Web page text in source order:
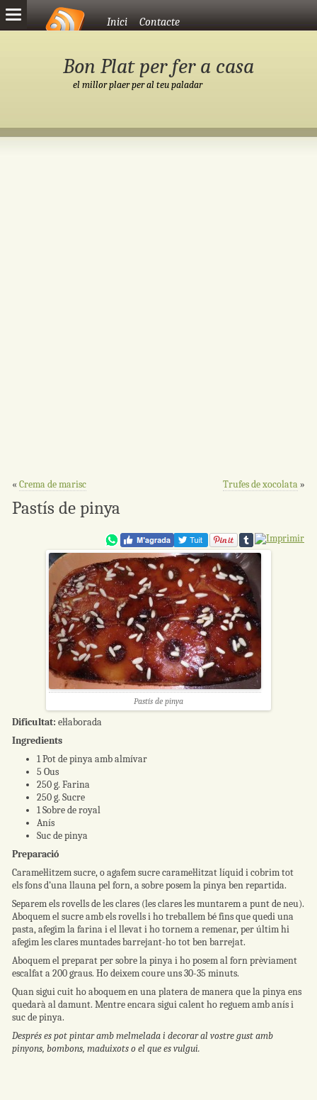
Vés al contingutInici Contacte
Bon Plat per fer a casa
el millor plaer per al teu paladar
« Crema de marisc Trufes de xocolata»
Pastís de pinya
Pastís de pinya
Dificultat: el·laborada
Ingredients
1 Pot de pinya amb almívar
5 Ous
250 g. Farina
250 g. Sucre
1 Sobre de royal
Anís
Suc de pinya
Preparació
Caramel·litzem sucre, o agafem sucre caramel·litzat líquid i cobrim tot
els fons d’una llauna pel forn, a sobre posem la pinya ben repartida.
Separem els rovells de les clares (les clares les muntarem a punt de neu).
Aboquem el sucre amb els rovells i ho treballem bé fins que quedi una
pasta, afegim la farina i el llevat i ho tornem a remenar, per últim hi
afegim les clares muntades barrejant-ho tot ben barrejat.
Aboquem el preparat per sobre la pinya i ho posem al forn prèviament
escalfat a 200 graus. Ho deixem coure uns 30-35 minuts.
Quan sigui cuit ho aboquem en una platera de manera que la pinya ens
quedarà al damunt. Mentre encara sigui calent ho reguem amb anís i
suc de pinya.
Després es pot pintar amb melmelada i decorar al vostre gust amb
pinyons, bombons, maduixots o el que es vulgui.